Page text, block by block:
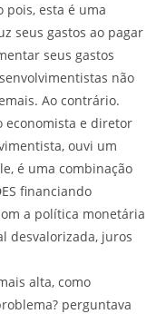
esta é uma
seus gastos ao pagar
seus gastos
não
Ao contrário.
economista e diretor
ouvi um
é uma combinação
financiando
a política monetária
desvalorizada, juros
alta, como
perguntava